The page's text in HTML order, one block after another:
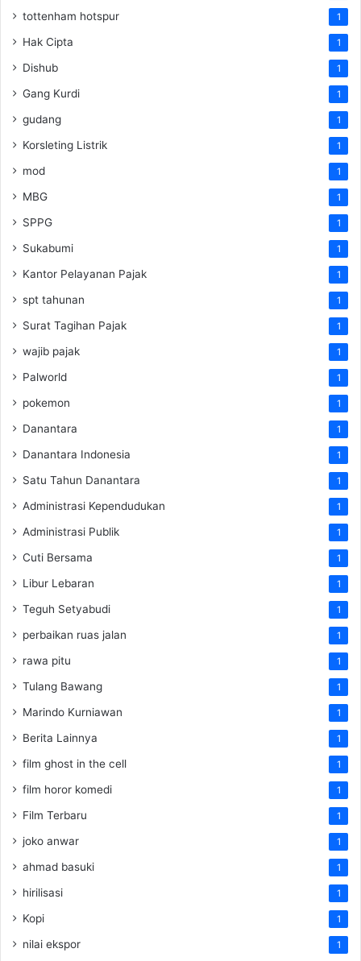
tottenham hotspur 1
Hak Cipta 1
Dishub 1
Gang Kurdi 1
gudang 1
Korsleting Listrik 1
mod 1
MBG 1
SPPG 1
Sukabumi 1
Kantor Pelayanan Pajak 1
spt tahunan 1
Surat Tagihan Pajak 1
wajib pajak 1
Palworld 1
pokemon 1
Danantara 1
Danantara Indonesia 1
Satu Tahun Danantara 1
Administrasi Kependudukan 1
Administrasi Publik 1
Cuti Bersama 1
Libur Lebaran 1
Teguh Setyabudi 1
perbaikan ruas jalan 1
rawa pitu 1
Tulang Bawang 1
Marindo Kurniawan 1
Berita Lainnya 1
film ghost in the cell 1
film horor komedi 1
Film Terbaru 1
joko anwar 1
ahmad basuki 1
hirilisasi 1
Kopi 1
nilai ekspor 1